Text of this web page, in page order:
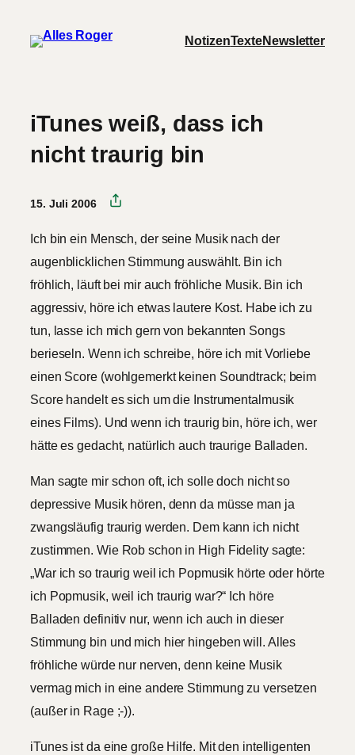
Inhalt
NotizenTexteNewsletter
iTunes weiß, dass ich
nicht traurig bin
15. Juli 2006
Ich bin ein Mensch, der seine Musik nach der
augenblicklichen Stimmung auswählt. Bin ich
fröhlich, läuft bei mir auch fröhliche Musik. Bin ich
aggressiv, höre ich etwas lautere Kost. Habe ich zu
tun, lasse ich mich gern von bekannten Songs
berieseln. Wenn ich schreibe, höre ich mit Vorliebe
einen Score (wohlgemerkt keinen Soundtrack; beim
Score handelt es sich um die Instrumentalmusik
eines Films). Und wenn ich traurig bin, höre ich, wer
hätte es gedacht, natürlich auch traurige Balladen.
Man sagte mir schon oft, ich solle doch nicht so
depressive Musik hören, denn da müsse man ja
zwangsläufig traurig werden. Dem kann ich nicht
zustimmen. Wie Rob schon in High Fidelity sagte:
„War ich so traurig weil ich Popmusik hörte oder hörte
ich Popmusik, weil ich traurig war?“ Ich höre
Balladen definitiv nur, wenn ich auch in dieser
Stimmung bin und mich hier hingeben will. Alles
fröhliche würde nur nerven, denn keine Musik
vermag mich in eine andere Stimmung zu versetzen
(außer in Rage ;-)).
iTunes ist da eine große Hilfe. Mit den intelligenten